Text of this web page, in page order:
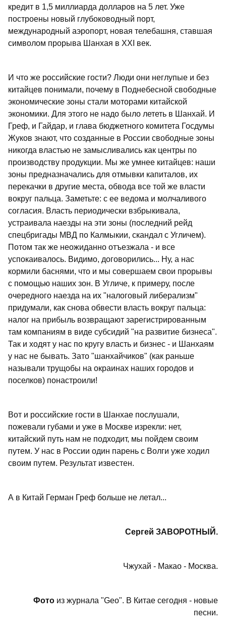
кредит в 1,5 миллиарда долларов на 5 лет. Уже
построены новый глубоководный порт,
международный аэропорт, новая телебашня, ставшая
символом прорыва Шанхая в XXI век.
И что же российские гости? Люди они неглупые и без
китайцев понимали, почему в Поднебесной свободные
экономические зоны стали моторами китайской
экономики. Для этого не надо было лететь в Шанхай. И
Греф, и Гайдар, и глава бюджетного комитета Госдумы
Жуков знают, что созданные в России свободные зоны
никогда властью не замысливались как центры по
производству продукции. Мы же умнее китайцев: наши
зоны предназначались для отмывки капиталов, их
перекачки в другие места, обвода все той же власти
вокруг пальца. Заметьте: с ее ведома и молчаливого
согласия. Власть периодически взбрыкивала,
устраивала наезды на эти зоны (последний рейд
спецбригады МВД по Калмыкии, скандал с Угличем).
Потом так же неожиданно отъезжала - и все
успокаивалось. Видимо, договорились... Ну, а нас
кормили баснями, что и мы совершаем свои прорывы
с помощью наших зон. В Угличе, к примеру, после
очередного наезда на их "налоговый либерализм"
придумали, как снова обвести власть вокруг пальца:
налог на прибыль возвращают зарегистрированным
там компаниям в виде субсидий "на развитие бизнеса".
Так и ходят у нас по кругу власть и бизнес - и Шанхаям
у нас не бывать. Зато "шанхайчиков" (как раньше
называли трущобы на окраинах наших городов и
поселков) понастроили!
Вот и российские гости в Шанхае послушали,
пожевали губами и уже в Москве изрекли: нет,
китайский путь нам не подходит, мы пойдем своим
путем. У нас в России один парень с Волги уже ходил
своим путем. Результат известен.
А в Китай Герман Греф больше не летал...
Сергей ЗАВОРОТНЫЙ.
Чжухай - Макао - Москва.
Фото из журнала "Geo". В Китае сегодня - новые
песни.